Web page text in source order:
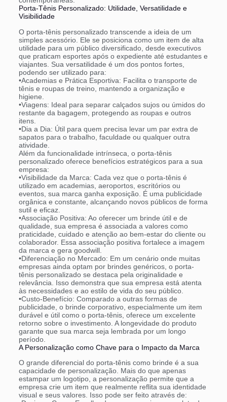
Porta-Tênis Personalizado: Utilidade, Versatilidade e
Visibilidade
O porta-tênis personalizado transcende a ideia de um
simples acessório. Ele se posiciona como um item de alta
utilidade para um público diversificado, desde executivos
que praticam esportes após o expediente até estudantes e
viajantes. Sua versatilidade é um dos pontos fortes,
podendo ser utilizado para:
•Academias e Prática Esportiva: Facilita o transporte de
tênis e roupas de treino, mantendo a organização e
higiene.
•Viagens: Ideal para separar calçados sujos ou úmidos do
restante da bagagem, protegendo as roupas e outros
itens.
•Dia a Dia: Útil para quem precisa levar um par extra de
sapatos para o trabalho, faculdade ou qualquer outra
atividade.
Além da funcionalidade intrínseca, o porta-tênis
personalizado oferece benefícios estratégicos para a sua
empresa:
•Visibilidade da Marca: Cada vez que o porta-tênis é
utilizado em academias, aeroportos, escritórios ou
eventos, sua marca ganha exposição. É uma publicidade
orgânica e constante, alcançando novos públicos de forma
sutil e eficaz.
•Associação Positiva: Ao oferecer um brinde útil e de
qualidade, sua empresa é associada a valores como
praticidade, cuidado e atenção ao bem-estar do cliente ou
colaborador. Essa associação positiva fortalece a imagem
da marca e gera goodwill.
•Diferenciação no Mercado: Em um cenário onde muitas
empresas ainda optam por brindes genéricos, o porta-
tênis personalizado se destaca pela originalidade e
relevância. Isso demonstra que sua empresa está atenta
às necessidades e ao estilo de vida do seu público.
•Custo-Benefício: Comparado a outras formas de
publicidade, o brinde corporativo, especialmente um item
durável e útil como o porta-tênis, oferece um excelente
retorno sobre o investimento. A longevidade do produto
garante que sua marca seja lembrada por um longo
período.
A Personalização como Chave para o Impacto da Marca
O grande diferencial do porta-tênis como brinde é a sua
capacidade de personalização. Mais do que apenas
estampar um logotipo, a personalização permite que a
empresa crie um item que realmente reflita sua identidade
visual e seus valores. Isso pode ser feito através de: